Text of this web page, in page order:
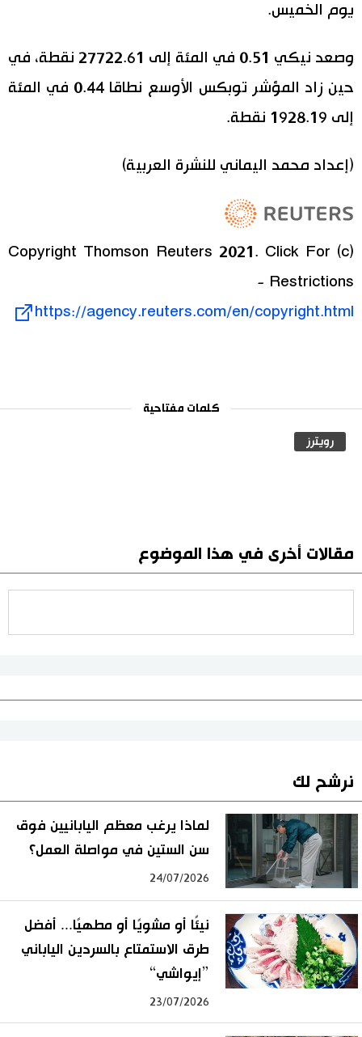
مجتمع
ثقافة
لايف ستايل
طوكيو
إعلان
يوم الخميس.
وصعد نيكي 0.51 في المئة إلى 27722.61 نقطة، في
حين زاد المؤشر توبكس الأوسع نطاقا 0.44 في المئة
إلى 1928.19 نقطة.
(إعداد محمد اليماني للنشرة العربية)
(c) Copyright Thomson Reuters 2021. Click For
Restrictions -
https://agency.reuters.com/en/copyright.html
كلمات مفتاحية
رويترز
مقالات أخرى في هذا الموضوع
نرشح لك
لماذا يرغب معظم اليابانيين فوق
سن الستين في مواصلة العمل؟
24/07/2026
نيئًا أو مشويًا أو مطهيًا... أفضل
طرق الاستمتاع بالسردين الياباني
”إيواشي“
23/07/2026